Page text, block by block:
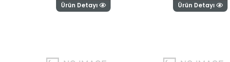
Ürün Detayı
Ürün Detayı